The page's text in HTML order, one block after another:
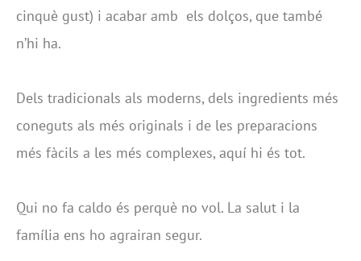
cinquè gust) i acabar amb els dolços, que també
n’hi ha.
Dels tradicionals als moderns, dels ingredients més
coneguts als més originals i de les preparacions
més fàcils a les més complexes, aquí hi és tot.
Qui no fa caldo és perquè no vol. La salut i la
família ens ho agrairan segur.